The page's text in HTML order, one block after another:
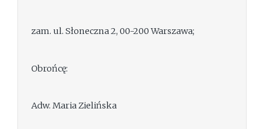
zam. ul. Słoneczna 2, 00-200 Warszawa;
Obrońcę:
Adw. Maria Zielińska